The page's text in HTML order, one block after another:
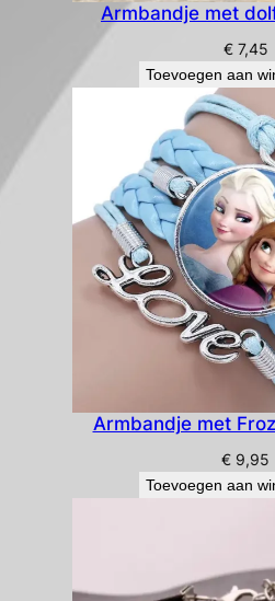
Armbandje met
€7,45
Toevoegen aan
Armbandje met
€ 9,95
Toevoegen aan